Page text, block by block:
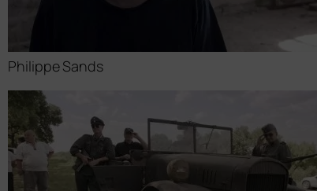
Philippe Sands